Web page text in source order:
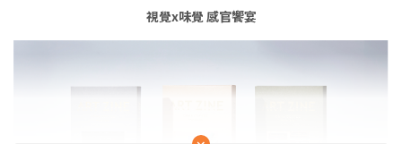
視覺x味覺 感官饗宴